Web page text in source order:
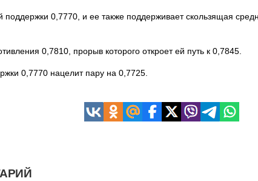
поддержки 0,7770, и ее также поддерживает скользящая
0,7810, прорыв которого откроет ей путь к 0,7845.
0,7770 нацелит пару на 0,7725.